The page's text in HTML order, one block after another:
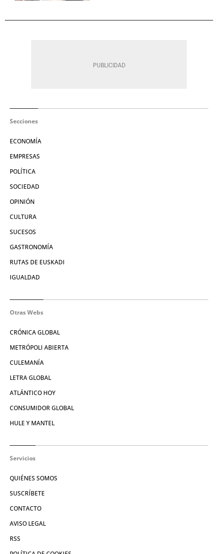
Secciones
ECONOMÍA
EMPRESAS
POLÍTICA
SOCIEDAD
OPINIÓN
CULTURA
SUCESOS
GASTRONOMÍA
RUTAS DE EUSKADI
IGUALDAD
Otras Webs
CRÓNICA GLOBAL
METRÓPOLI ABIERTA
CULEMANÍA
LETRA GLOBAL
ATLÁNTICO HOY
CONSUMIDOR GLOBAL
HULE Y MANTEL
Servicios
QUIÉNES SOMOS
SUSCRÍBETE
CONTACTO
AVISO LEGAL
RSS